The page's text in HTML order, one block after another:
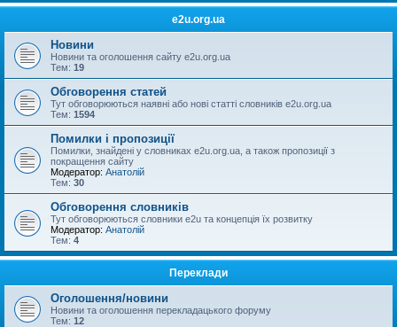
e2u.org.ua
Новини
Новини та оголошення сайту e2u.org.ua
Тем: 19
Обговорення статей
Тут обговорюються наявні або нові статті словників e2u.org.ua
Тем: 1594
Помилки і пропозиції
Помилки, знайдені у словниках e2u.org.ua, а також пропозиції з
покращення сайту
Модератор: Анатолій
Тем: 30
Обговорення словників
Тут обговорюються словники e2u та концепція їх розвитку
Модератор: Анатолій
Тем: 4
Переклади
Оголошення/новини
Новини та оголошення перекладацького форуму
Тем: 12